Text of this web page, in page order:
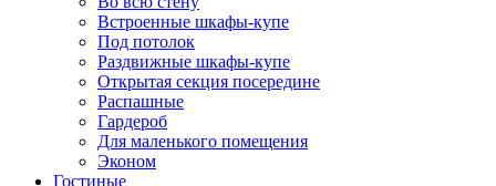
Встроенные шкафы-купе
Под потолок
Раздвижные шкафы-купе
Открытая секция посередине
Распашные
Гардероб
Для маленького помещения
Эконом
Гостиные